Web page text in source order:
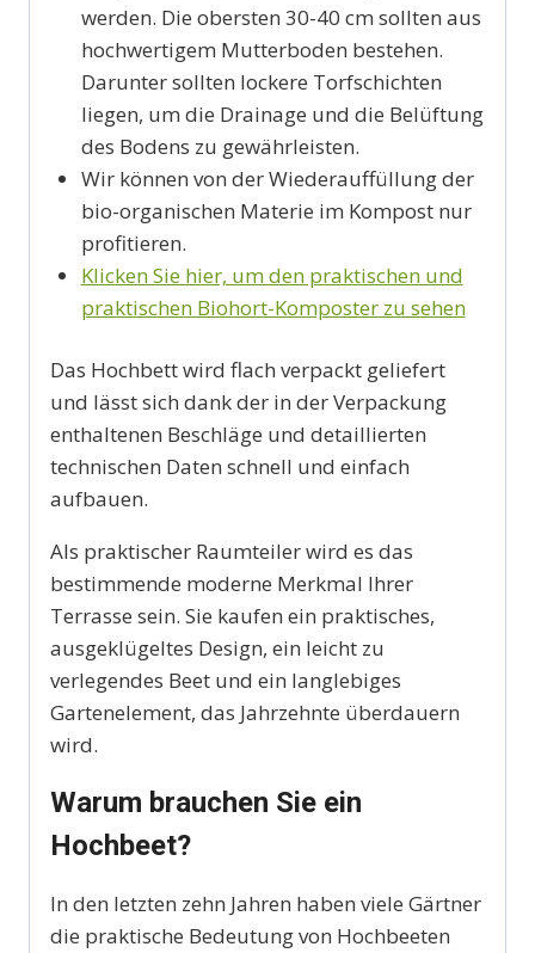
werden. Die obersten 30-40 cm sollten aus
hochwertigem Mutterboden bestehen.
Darunter sollten lockere Torfschichten
liegen, um die Drainage und die Belüftung
des Bodens zu gewährleisten.
Wir können von der Wiederauffüllung der
bio-organischen Materie im Kompost nur
profitieren.
Klicken Sie hier, um den praktischen und
praktischen Biohort-Komposter zu sehen
Das Hochbett wird flach verpackt geliefert
und lässt sich dank der in der Verpackung
enthaltenen Beschläge und detaillierten
technischen Daten schnell und einfach
aufbauen.
Als praktischer Raumteiler wird es das
bestimmende moderne Merkmal Ihrer
Terrasse sein. Sie kaufen ein praktisches,
ausgeklügeltes Design, ein leicht zu
verlegendes Beet und ein langlebiges
Gartenelement, das Jahrzehnte überdauern
wird.
Warum brauchen Sie ein
Hochbeet?
In den letzten zehn Jahren haben viele Gärtner
die praktische Bedeutung von Hochbeeten